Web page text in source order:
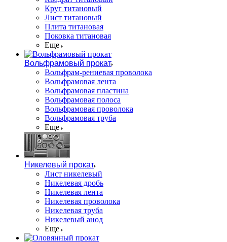
Круг титановый
Лист титановый
Плита титановая
Поковка титановая
Еще
Вольфрамовый прокат
Вольфрам-рениевая проволока
Вольфрамовая лента
Вольфрамовая пластина
Вольфрамовая полоса
Вольфрамовая проволока
Вольфрамовая труба
Еще
Никелевый прокат
Лист никелевый
Никелевая дробь
Никелевая лента
Никелевая проволока
Никелевая труба
Никелевый анод
Еще